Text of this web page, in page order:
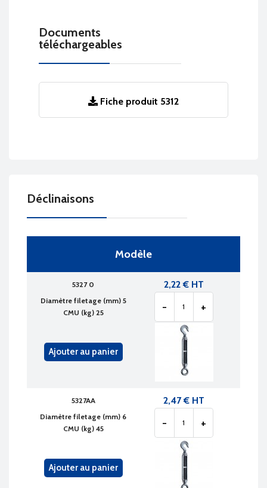
Documents
téléchargeables
Fiche produit 5312
Déclinaisons
Modèle
5327 0
Diamètre filetage (mm) 5
CMU (kg) 25
2,22 € HT
- +
Ajouter au panier
5327AA
Diamètre filetage (mm) 6
CMU (kg) 45
2,47 € HT
- +
Ajouter au panier